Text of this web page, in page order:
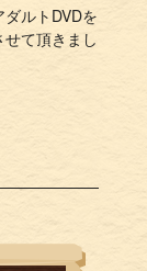
ルトDVDを
て頂きまし